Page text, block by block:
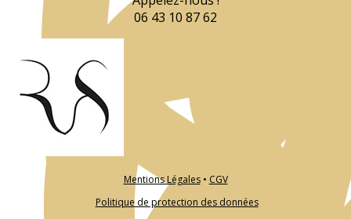
06 43 10 87 62
Mentions Légales• CGV
Politique de protection des données